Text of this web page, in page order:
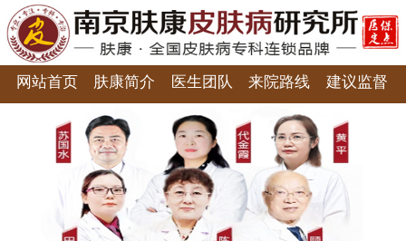
网站首页 肤康简介 医生团队 来院路线 建议监督